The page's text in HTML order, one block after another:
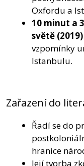
Oxfordu a
10 minut a
světě (2019)
vzpomínky
Istanbulu.
Zařazení do
Řadí se do
hranice
Její tvorba